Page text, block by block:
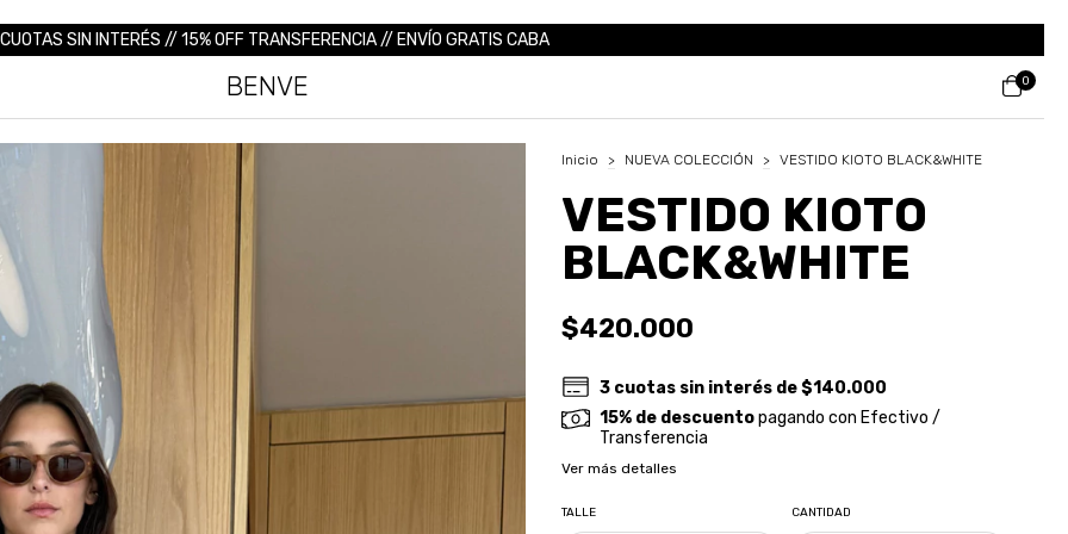
SIN INTERÉS // 15% OFF TRANSFERENCIA // ENVÍO GRATIS CABA
BENVE 0
Inicio > NUEVA COLECCIÓN > VESTIDO KIOTO BLACK&WHITE
VESTIDO KIOTO
BLACK&WHITE
$420.000
3 cuotas sin interés de$140.000
15% de descuentopagando con Efectivo /
Transferencia
Ver más detalles
TALLE CANTIDAD